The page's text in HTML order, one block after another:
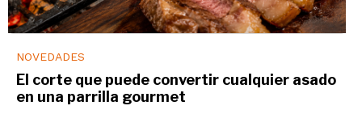
NOVEDADES
El corte que puede convertir cualquier asado
en una parrilla gourmet